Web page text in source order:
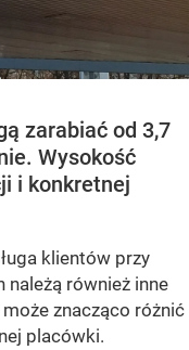
zarabiać od 3,7
Wysokość
i konkretnej
klientów przy
należą również inne
znacząco różnić
placówki.